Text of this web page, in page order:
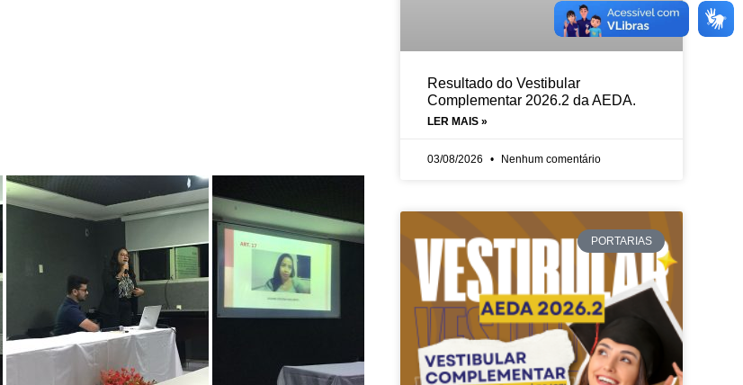
Resultado do Vestibular
Complementar 2026.2 da AEDA.
LER MAIS »
03/08/2026 Nenhum comentário
PORTARIAS